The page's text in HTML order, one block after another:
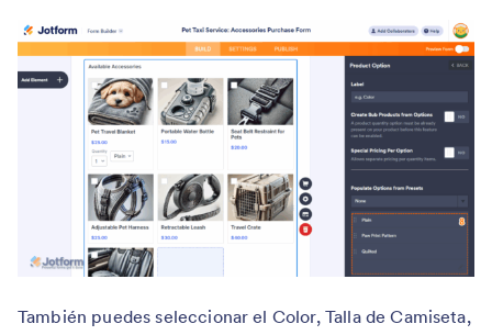
También puedes seleccionar el Color, Talla de Camiseta,